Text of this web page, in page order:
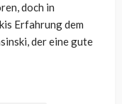
doch in
Erfahrung dem
der eine gute